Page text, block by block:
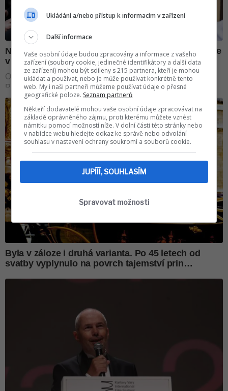
Ukládání a/nebo přístup k informacím v zařízení
Další informace
Vaše osobní údaje budou zpracovány a informace z vašeho
zařízení (soubory cookie, jedinečné identifikátory a další data
ze zařízení) mohou být sdíleny s 215 partnera, kteří je mohou
ukládat a používat, nebo je může používat konkrétně tento
web. My i naši partneři můžeme používat údaje o přesné
geografické poloze. Seznam partnerů
Někteří dodavatelé mohou vaše osobní údaje zpracovávat na
základě oprávněného zájmu, proti kterému můžete vznést
námitku pomocí možností níže. V dolní části této stránky nebo
v nabídce webu hledejte odkaz ke správě nebo odvolání
souhlasu v nastavení ochrany soukromí a souborů cookie.
JUPÍÍÍ, SOUHLASÍM
Spravovat možnosti